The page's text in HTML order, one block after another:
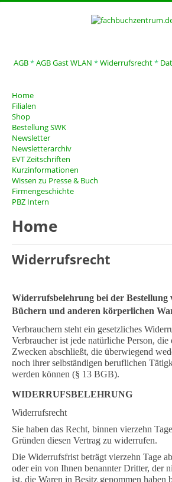
AGB*AGB Gast WLAN *Widerrufsrecht*
Home
Filialen
Shop
Bestellung SWK
Newsletter
Newsletterarchiv
EVT Zeitschriften
Kurzinformationen
Wissen zu Presse & Buch
Firmengeschichte
PBZ Intern
Home
Widerrufsrecht
Widerrufsbelehrung bei der Bestellung
Büchern und anderen körperlichen
Verbrauchern steht ein gesetzliches
Verbraucher ist jede natürliche Person, die
Zwecken abschließt, die überwiegend
noch ihrer selbständigen beruflichen
werden können (§ 13 BGB).
WIDERRUFSBELEHRUNG
Widerrufsrecht
Sie haben das Recht, binnen vierzehn
Gründen diesen Vertrag zu widerrufen.
Die Widerrufsfrist beträgt vierzehn Tage
oder ein von Ihnen benannter Dritter, der
ist, die Waren in Besitz genommen haben